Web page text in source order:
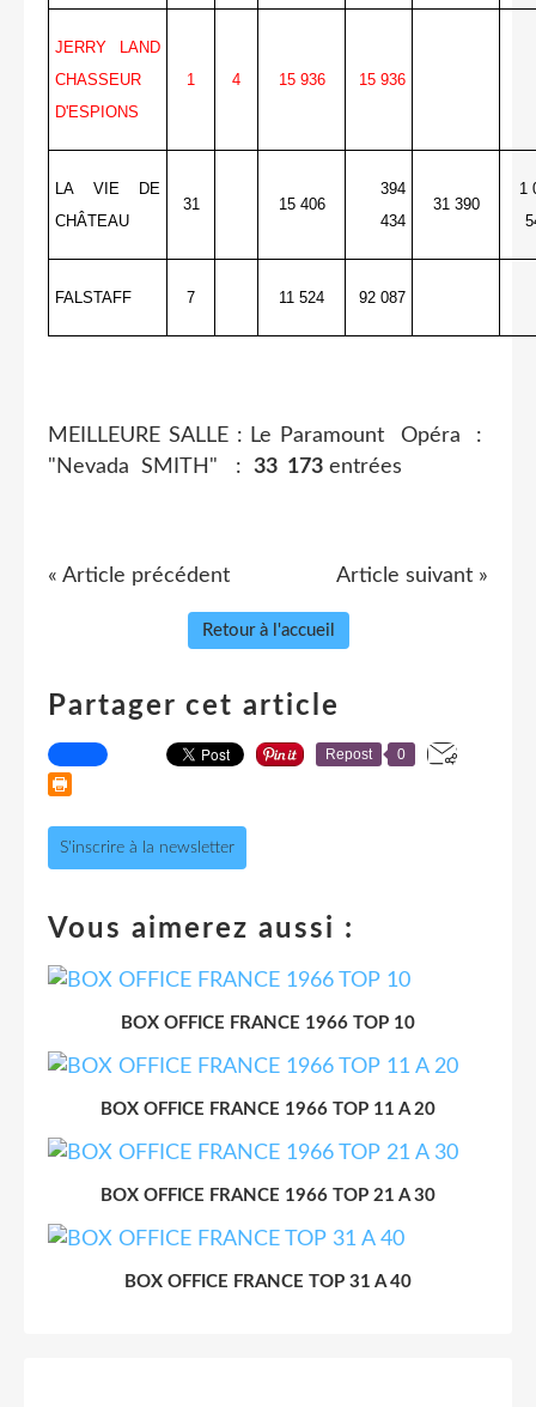
JERRY LAND
CHASSEUR
D'ESPIONS
1 4 15 936 15 936
LA VIE DE
CHÂTEAU
31 15 406
394
434
31 390
1
FALSTAFF 7 11 524 92 087
MEILLEURE SALLE : Le Paramount Opéra :
"Nevada SMITH" : 33 173 entrées
« Article précédent Article suivant »
Retour à l'accueil
Partager cet article
Repost 0
S'inscrire à la newsletter
Vous aimerez aussi :
BOX OFFICE FRANCE 1966 TOP 10
BOX OFFICE FRANCE 1966 TOP 11 A 20
BOX OFFICE FRANCE 1966 TOP 21 A 30
BOX OFFICE FRANCE TOP 31 A 40